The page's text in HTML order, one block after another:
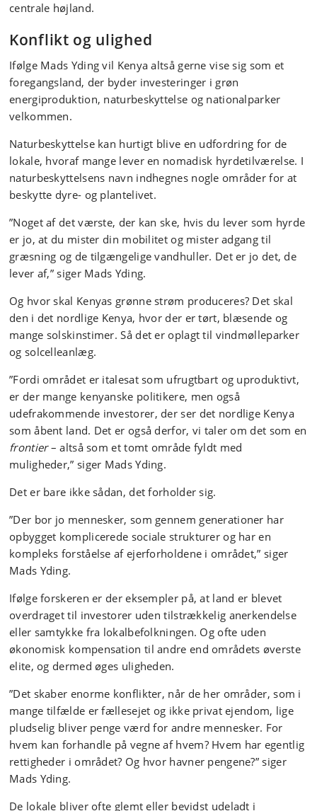
centrale højland.
Konflikt og ulighed
Ifølge Mads Yding vil Kenya altså gerne vise sig som et
foregangsland, der byder investeringer i grøn
energiproduktion, naturbeskyttelse og nationalparker
velkommen.
Naturbeskyttelse kan hurtigt blive en udfordring for de
lokale, hvoraf mange lever en nomadisk hyrdetilværelse. I
naturbeskyttelsens navn indhegnes nogle områder for at
beskytte dyre- og plantelivet.
”Noget af det værste, der kan ske, hvis du lever som hyrde
er jo, at du mister din mobilitet og mister adgang til
græsning og de tilgængelige vandhuller. Det er jo det, de
lever af,” siger Mads Yding.
Og hvor skal Kenyas grønne strøm produceres? Det skal
den i det nordlige Kenya, hvor der er tørt, blæsende og
mange solskinstimer. Så det er oplagt til vindmølleparker
og solcelleanlæg.
”Fordi området er italesat som ufrugtbart og uproduktivt,
er der mange kenyanske politikere, men også
udefrakommende investorer, der ser det nordlige Kenya
som åbent land. Det er også derfor, vi taler om det som en
frontier– altså som et tomt område fyldt med
muligheder,” siger Mads Yding.
Det er bare ikke sådan, det forholder sig.
”Der bor jo mennesker, som gennem generationer har
opbygget komplicerede sociale strukturer og har en
kompleks forståelse af ejerforholdene i området,” siger
Mads Yding.
Ifølge forskeren er der eksempler på, at land er blevet
overdraget til investorer uden tilstrækkelig anerkendelse
eller samtykke fra lokalbefolkningen. Og ofte uden
økonomisk kompensation til andre end områdets øverste
elite, og dermed øges uligheden.
”Det skaber enorme konflikter, når de her områder, som i
mange tilfælde er fællesejet og ikke privat ejendom, lige
pludselig bliver penge værd for andre mennesker. For
hvem kan forhandle på vegne af hvem? Hvem har egentlig
rettigheder i området? Og hvor havner pengene?” siger
Mads Yding.
De lokale bliver ofte glemt eller bevidst udeladt i